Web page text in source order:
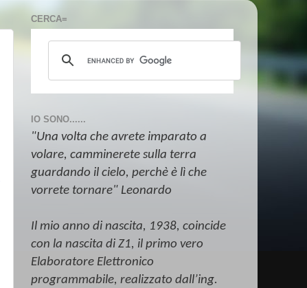
CERCA=
IO SONO......
"Una volta che avrete imparato a
volare, camminerete sulla terra
guardando il cielo, perchè è lì che
vorrete tornare" Leonardo
Il mio anno di nascita, 1938, coincide
con la nascita di Z1, il primo vero
Elaboratore Elettronico
programmabile, realizzato dall’ing.